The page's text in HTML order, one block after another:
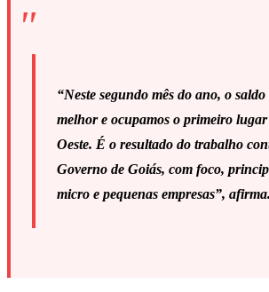
“Neste segundo mês do ano, o
melhor e ocupamos o primeiro
Oeste. É o resultado do trabalho
Governo de Goiás, com foco,
micro e pequenas empresas”, afirma.